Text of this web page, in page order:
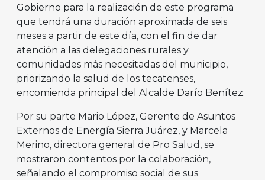
Gobierno para la realización de este programa
que tendrá una duración aproximada de seis
meses a partir de este día, con el fin de dar
atención a las delegaciones rurales y
comunidades más necesitadas del municipio,
priorizando la salud de los tecatenses,
encomienda principal del Alcalde Darío Benítez.
Por su parte Mario López, Gerente de Asuntos
Externos de Energía Sierra Juárez, y Marcela
Merino, directora general de Pro Salud, se
mostraron contentos por la colaboración,
señalando el compromiso social de sus